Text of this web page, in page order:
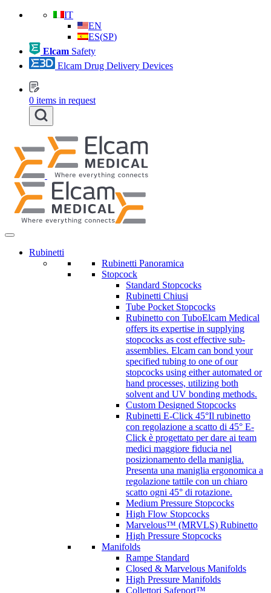
IT
EN
ES(SP)
Elcam Safety
Elcam Drug Delivery Devices
0 items in request
Rubinetti
Rubinetti Panoramica
Stopcock
Standard Stopcocks
Rubinetti Chiusi
Tube Pocket Stopcocks
Rubinetto con TuboElcam Medical
offers its expertise in supplying
stopcocks as cost effective sub-
assemblies. Elcam can bond your
specified tubing to one of our
stopcocks using either automated or
hand processes, utilizing both
solvent and UV bonding methods.
Custom Designed Stopcocks
Rubinetti E-Click 45°Il rubinetto
con regolazione a scatto di 45° E-
Click è progettato per dare ai team
medici maggiore fiducia nel
posizionamento della maniglia.
Presenta una maniglia ergonomica a
regolazione tattile con un chiaro
scatto ogni 45° di rotazione.
Medium Pressure Stopcocks
High Flow Stopcocks
Marvelous™ (MRVLS) Rubinetto
High Pressure Stopcocks
Manifolds
Rampe Standard
Closed & Marvelous Manifolds
High Pressure Manifolds
Collettori Safeport™